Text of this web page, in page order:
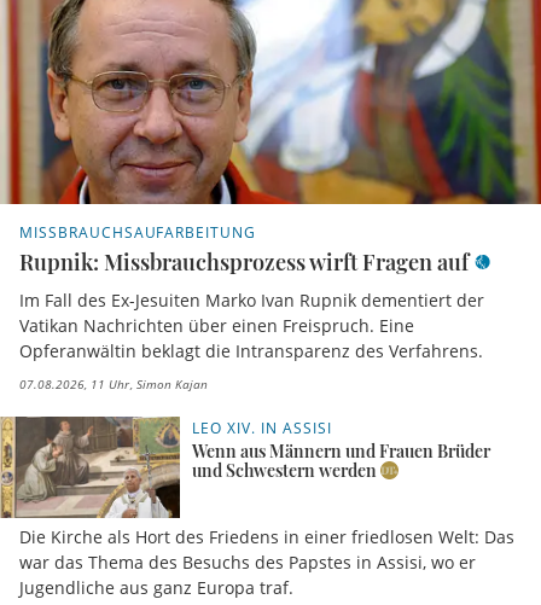
MISSBRAUCHSAUFARBEITUNG
Rupnik: Missbrauchsprozess wirft Fragen auf
Im Fall des Ex-Jesuiten Marko Ivan Rupnik dementiert der
Vatikan Nachrichten über einen Freispruch. Eine
Opferanwältin beklagt die Intransparenz des Verfahrens.
07.08.2026, 11 Uhr Simon Kajan
LEO XIV. IN ASSISI
Wenn aus Männern und Frauen Brüder
und Schwestern werden
Die Kirche als Hort des Friedens in einer friedlosen Welt: Das
war das Thema des Besuchs des Papstes in Assisi, wo er
Jugendliche aus ganz Europa traf.